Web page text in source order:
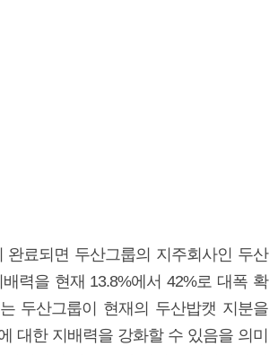
완료되면 두산그룹의 지주회사인 두산
력을 현재 13.8%에서 42%로 대폭 확
두산그룹이 현재의 두산밥캣 지분을
대한 지배력을 강화할 수 있음을 의미